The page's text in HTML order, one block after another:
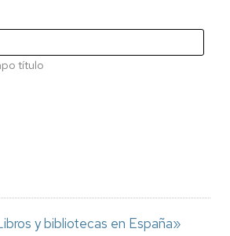
título
y bibliotecas en España»